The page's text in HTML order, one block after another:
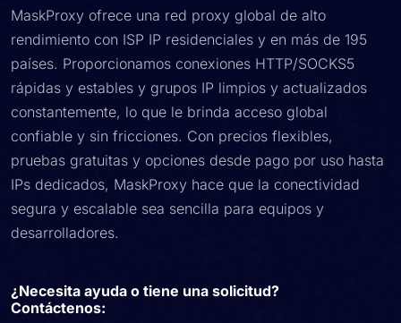
MaskProxy ofrece una red proxy global de alto
rendimiento con ISP IP residenciales y en más de 195
países. Proporcionamos conexiones HTTP/SOCKS5
rápidas y estables y grupos IP limpios y actualizados
constantemente, lo que le brinda acceso global
confiable y sin fricciones. Con precios flexibles,
pruebas gratuitas y opciones desde pago por uso hasta
IPs dedicados, MaskProxy hace que la conectividad
segura y escalable sea sencilla para equipos y
desarrolladores.
¿Necesita ayuda o tiene una solicitud?
Contáctenos: